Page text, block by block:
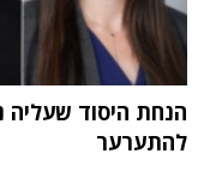
הנחת היסוד שעליה
להתערער